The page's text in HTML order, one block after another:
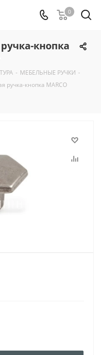
0
кнопка
- МЕБЕЛЬНЫЕ РУЧКИ -
ручка-кнопка MARCO